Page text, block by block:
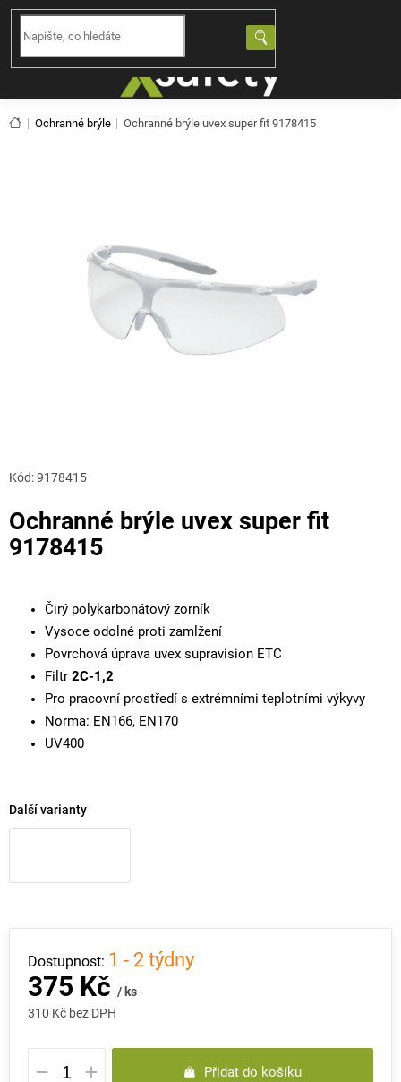
Přejít
obsah
Domů
Ochranné brýle Ochranné brýle uvex super fit 9178415
Ochranné brýle uvex super fit
9178415
Kód:9178415
Čirý polykarbonátový zorník
Vysoce odolné proti zamlžení
Povrchová úprava uvex supravision ETC
Filtr 2C-1,2
Pro pracovní prostředí s extrémními teplotními výkyvy
Norma: EN166, EN170
UV400
Další varianty
375 Kč / ks
310 Kč bez DPH
Měrná
cena:
1 - 2 týdny
Přidat do košíku